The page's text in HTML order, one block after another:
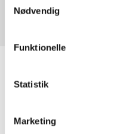
Nødvendig
Funktionelle
Statistik
Marketing
Alle registrerede artikler